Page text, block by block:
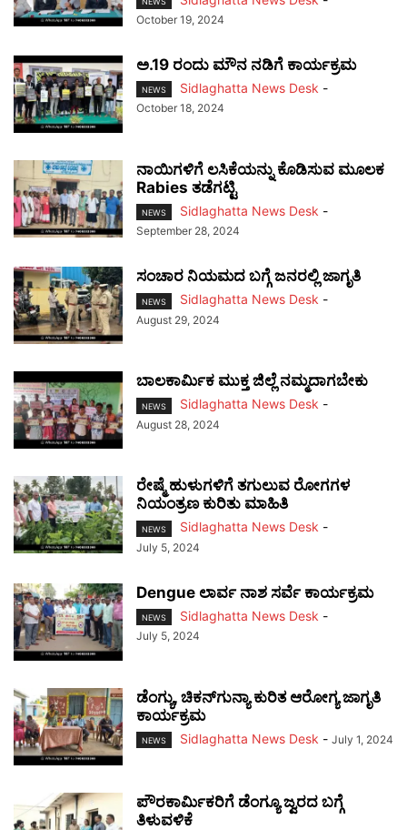
October 19, 2024
ಅ.19 ರಂದು ಮೌನ ನಡಿಗೆ ಕಾರ್ಯಕ್ರಮ
NEWS Sidlaghatta News Desk -
October 18, 2024
ನಾಯಿಗಳಿಗೆ ಲಸಿಕೆಯನ್ನು ಕೊಡಿಸುವ ಮೂಲಕ
Rabies ತಡೆಗಟ್ಟಿ
NEWS Sidlaghatta News Desk -
September 28, 2024
ಸಂಚಾರ ನಿಯಮದ ಬಗ್ಗೆ ಜನರಲ್ಲಿ ಜಾಗೃತಿ
NEWS Sidlaghatta News Desk -
August 29, 2024
ಬಾಲಕಾರ್ಮಿಕ ಮುಕ್ತ ಜಿಲ್ಲೆ ನಮ್ಮದಾಗಬೇಕು
NEWS Sidlaghatta News Desk -
August 28, 2024
ರೇಷ್ಮೆ ಹುಳುಗಳಿಗೆ ತಗುಲುವ ರೋಗಗಳ
ನಿಯಂತ್ರಣ ಕುರಿತು ಮಾಹಿತಿ
NEWS Sidlaghatta News Desk -
July 5, 2024
Dengue ಲಾರ್ವ ನಾಶ ಸರ್ವೆ ಕಾರ್ಯಕ್ರಮ
NEWS Sidlaghatta News Desk -
July 5, 2024
ಡೆಂಗ್ಯು, ಚಿಕನ್‌ಗುನ್ಯಾ ಕುರಿತ ಆರೋಗ್ಯ ಜಾಗೃತಿ
ಕಾರ್ಯಕ್ರಮ
NEWS Sidlaghatta News Desk - July 1, 2024
ಪೌರಕಾರ್ಮಿಕರಿಗೆ ಡೆಂಗ್ಯೂ ಜ್ವರದ ಬಗ್ಗೆ
ತಿಳುವಳಿಕೆ